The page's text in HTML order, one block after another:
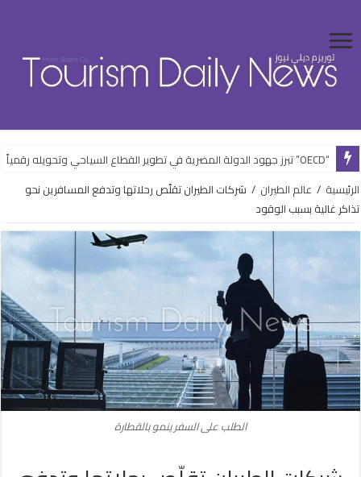
“OECD” تبرز جهود الدولة المصرية في تطوير القطاع السياحي وتحويله رقمياً
“الشباب” تفتتح فعاليات الأنشطة الرياضية بالعلمين الجديدة ضمن خطتها
الرئيسية / عالم الطيران / شركات الطيران تقلّص رحلاتها وتدفع المسافرين نحو
تذاكر غالية بسبب الوقود
الطلب على السفر ينمو بالقطارة